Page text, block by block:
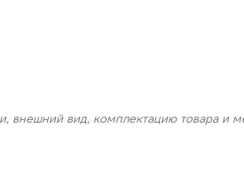
внешний вид, комплектацию товара и